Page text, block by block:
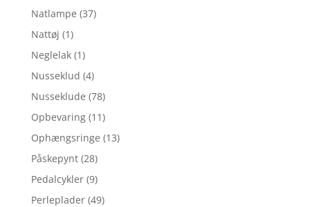
Natlampe (37)
Nattøj (1)
Neglelak (1)
Nusseklud (4)
Nusseklude (78)
Opbevaring (11)
Ophængsringe (13)
Påskepynt (28)
Pedalcykler (9)
Perleplader (49)